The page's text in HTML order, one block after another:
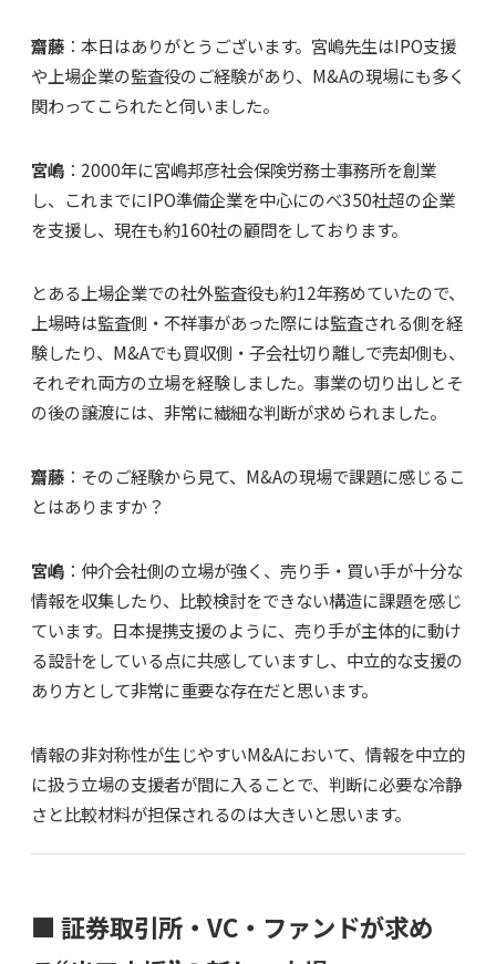
齋藤 ：本日はありがとうございます。宮嶋先生はIPO支援
や上場企業の監査役のご経験があり、M&Aの現場にも多く
関わってこられたと伺いました。
宮嶋 ：2000年に宮嶋邦彦社会保険労務士事務所を創業
し、これまでにIPO準備企業を中心にのべ350社超の企業
を支援し、現在も約160社の顧問をしております。
とある上場企業での社外監査役も約12年務めていたので、
上場時は監査側・不祥事があった際には監査される側を経
験したり、M&Aでも買収側・子会社切り離しで売却側も、
それぞれ両方の立場を経験しました。事業の切り出しとそ
の後の譲渡には、非常に繊細な判断が求められました。
齋藤 ：そのご経験から見て、M&Aの現場で課題に感じるこ
とはありますか？
宮嶋 ：仲介会社側の立場が強く、売り手・買い手が十分な
情報を収集したり、比較検討をできない構造に課題を感じ
ています。日本提携支援のように、売り手が主体的に動け
る設計をしている点に共感していますし、中立的な支援の
あり方として非常に重要な存在だと思います。
情報の非対称性が生じやすいM&Aにおいて、情報を中立的
に扱う立場の支援者が間に入ることで、判断に必要な冷静
さと比較材料が担保されるのは大きいと思います。
■ 証券取引所・VC・ファンドが求め